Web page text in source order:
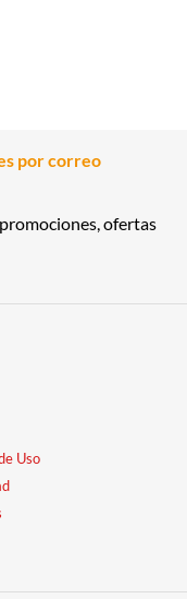
por correo
ofertas
Uso